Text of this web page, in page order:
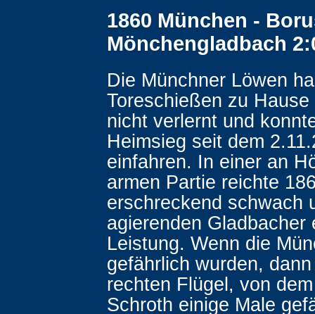
1860 München -
Mönchengladbach
Die Münchner Löwen
Toreschießen zu
nicht verlernt und
Heimsieg seit dem
einfahren. In einer an
armen Partie reichte
erschreckend schwach
agierenden Gladbacher
Leistung. Wenn die
gefährlich wurden,
rechten Flügel, von
Schroth einige Male